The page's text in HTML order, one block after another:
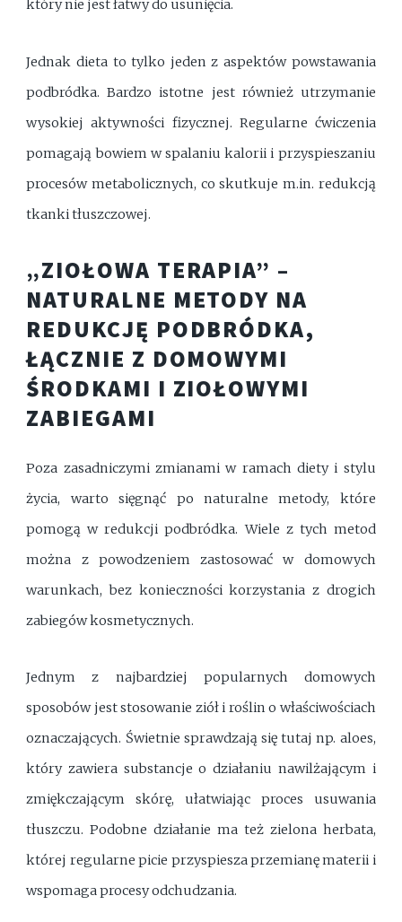
który nie jest łatwy do usunięcia.
Jednak dieta to tylko jeden z aspektów powstawania
podbródka. Bardzo istotne jest również utrzymanie
wysokiej aktywności fizycznej. Regularne ćwiczenia
pomagają bowiem w spalaniu kalorii i przyspieszaniu
procesów metabolicznych, co skutkuje m.in. redukcją
tkanki tłuszczowej.
„ZIOŁOWA TERAPIA” –
NATURALNE METODY NA
REDUKCJĘ PODBRÓDKA,
ŁĄCZNIE Z DOMOWYMI
ŚRODKAMI I ZIOŁOWYMI
ZABIEGAMI
Poza zasadniczymi zmianami w ramach diety i stylu
życia, warto sięgnąć po naturalne metody, które
pomogą w redukcji podbródka. Wiele z tych metod
można z powodzeniem zastosować w domowych
warunkach, bez konieczności korzystania z drogich
zabiegów kosmetycznych.
Jednym z najbardziej popularnych domowych
sposobów jest stosowanie ziół i roślin o właściwościach
oznaczających. Świetnie sprawdzają się tutaj np. aloes,
który zawiera substancje o działaniu nawilżającym i
zmiękczającym skórę, ułatwiając proces usuwania
tłuszczu. Podobne działanie ma też zielona herbata,
której regularne picie przyspiesza przemianę materii i
wspomaga procesy odchudzania.